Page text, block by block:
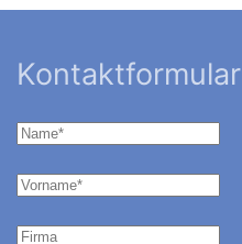
Kontaktformular